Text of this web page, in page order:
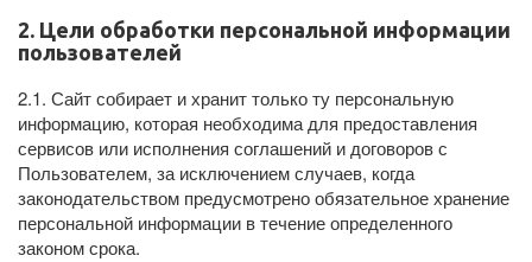
2. Цели обработки персональной информации
пользователей
2.1. Сайт собирает и хранит только ту персональную
информацию, которая необходима для предоставления
сервисов или исполнения соглашений и договоров с
Пользователем, за исключением случаев, когда
законодательством предусмотрено обязательное хранение
персональной информации в течение определенного
законом срока.